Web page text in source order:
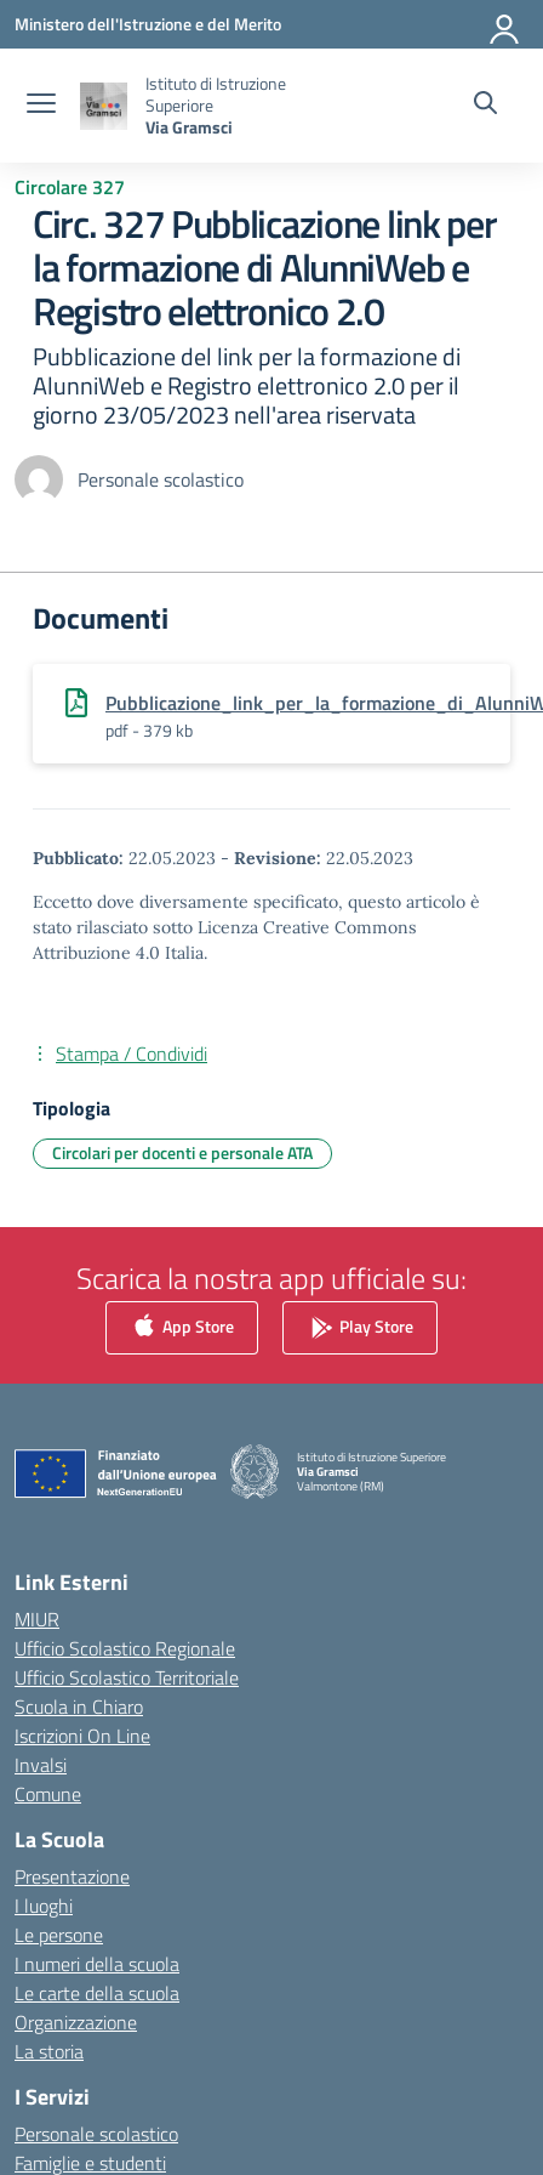
Vai ai contenuti
Vai al menu di navigazione
Vai al footer
Ministero dell'Istruzione e del Merito
Istituto di Istruzione
Superiore
Via Gramsci
Circolare 327
Circ. 327 Pubblicazione link per
la formazione di AlunniWeb e
Registro elettronico 2.0
Pubblicazione del link per la formazione di
AlunniWeb e Registro elettronico 2.0 per il
giorno 23/05/2023 nell'area riservata
Personale scolastico
Documenti
pdf - 379 kb
Pubblicato: 22.05.2023 - Revisione: 22.05.2023
Eccetto dove diversamente specificato, questo articolo è
stato rilasciato sotto Licenza Creative Commons
Attribuzione 4.0 Italia.
Stampa / Condividi
Tipologia
Circolari per docenti e personale ATA
Scarica la nostra app ufficiale su:
App Store Play Store
Istituto di Istruzione Superiore
Via Gramsci
Valmontone (RM)
Link Esterni
MIUR
Ufficio Scolastico Regionale
Ufficio Scolastico Territoriale
Scuola in Chiaro
Iscrizioni On Line
Invalsi
Comune
La Scuola
Presentazione
I luoghi
Le persone
I numeri della scuola
Le carte della scuola
Organizzazione
La storia
I Servizi
Personale scolastico
Famiglie e studenti